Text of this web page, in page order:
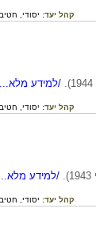
קהל יעד: יסודי,
/למידע מלא...
קהל יעד: יסודי,
/למידע
קהל יעד: יסודי,